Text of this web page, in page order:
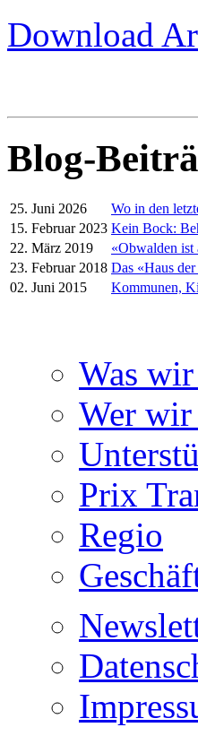
Download
Blog-
25. Juni 2026
Wo in den
15. Februar 2023 Kein Bock:
22. März 2019
«Obwalden ist
23. Februar 2018 Das «Haus
02. Juni 2015
Kommunen,
Was
Wer wir
Prix
Regio